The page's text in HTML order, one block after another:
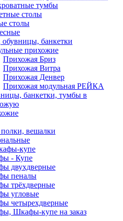
тумбы
столы
столы
банкетки
прихожие
Прихожая Бриз
Прихожая Витра
Прихожая Денвер
Прихожая модульная РЕЙКА
банкетки, тумбы в
вешалки
купе
- Купе
двухдверные
пеналы
трёхдверные
угловые
четырехдверные
Шкафы-купе на заказ